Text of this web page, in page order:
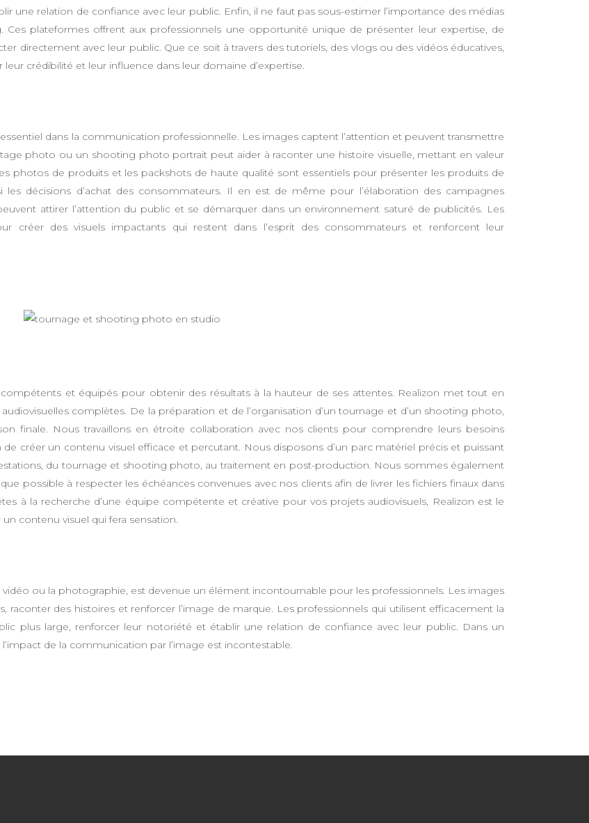
une relation de confiance avec leur public. Enfin, il ne faut pas sous-estimer l’importance des médias
Ces plateformes offrent aux professionnels une opportunité unique de présenter leur expertise, de
directement avec leur public. Que ce soit à travers des tutoriels, des vlogs ou des vidéos éducatives,
crédibilité et leur influence dans leur domaine d’expertise.
dans la communication professionnelle. Les images captent l’attention et peuvent transmettre
photo ou un shooting photo portrait peut aider à raconter une histoire visuelle, mettant en valeur
photos de produits et les packshots de haute qualité sont essentiels pour présenter les produits de
les décisions d’achat des consommateurs. Il en est de même pour l’élaboration des campagnes
attirer l’attention du public et se démarquer dans un environnement saturé de publicités. Les
créer des visuels impactants qui restent dans l’esprit des consommateurs et renforcent leur
et équipés pour obtenir des résultats à la hauteur de ses attentes. Realizon met tout en
complètes. De la préparation et de l’organisation d’un tournage et d’un shooting photo,
finale. Nous travaillons en étroite collaboration avec nos clients pour comprendre leurs besoins
créer un contenu visuel efficace et percutant. Nous disposons d’un parc matériel précis et puissant
du tournage et shooting photo, au traitement en post-production. Nous sommes également
possible à respecter les échéances convenues avec nos clients afin de livrer les fichiers finaux dans
à la recherche d’une équipe compétente et créative pour vos projets audiovisuels, Realizon est le
contenu visuel qui fera sensation.
vidéo ou la photographie, est devenue un élément incontournable pour les professionnels. Les images
raconter des histoires et renforcer l’image de marque. Les professionnels qui utilisent efficacement la
plus large, renforcer leur notoriété et établir une relation de confiance avec leur public. Dans un
de la communication par l’image est incontestable.